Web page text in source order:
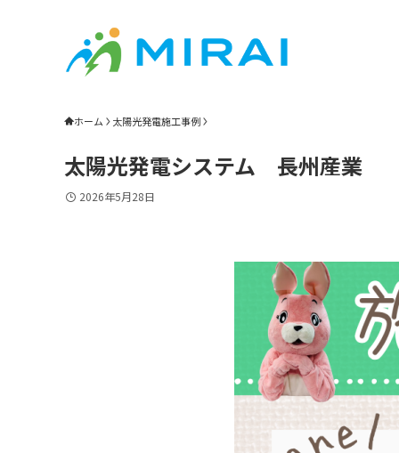
ホーム 太陽光発電施工事例
太陽光発電システム 長州産業
2026年5月28日